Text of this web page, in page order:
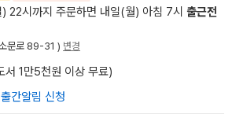
22시까지 주문하면 내일(월) 아침 7시 출근전
문로 89-31 ) 변경
서 1만5천원 이상 무료)
간알림 신청